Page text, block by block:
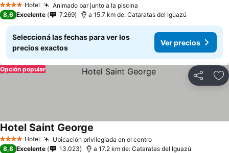
4 EstrellasHotel Animado bar junto a la piscina
8,6 Excelente 7.269 a 15.7 km de: Cataratas del Iguazú
Seleccioná las fechas para ver los
precios exactos
Ver precios
Compartir
Opción popular
4 EstrellasHotel Ubicación privilegiada en el centro
Hotel Saint George
8,8 Excelente 13.023 a 17.2 km de: Cataratas del Iguazú